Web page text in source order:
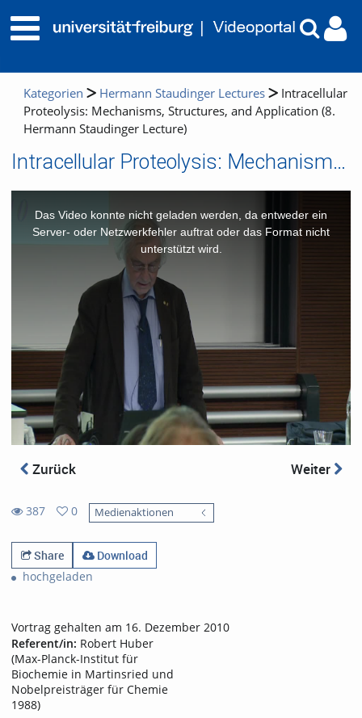
Kategorien Hermann Staudinger Lectures
Intracellular
Proteolysis: Mechanisms, Structures, and Application (8.
Hermann Staudinger Lecture)
Intracellular Proteolysis: Mechanisms, Structures, and Application (8. Hermann Staudinger Lecture)
window.
Das Video konnte nicht geladen werden, da entweder ein
Server- oder Netzwerkfehler auftrat oder das Format nicht
unterstützt wird.
Zurück Weiter
387
views
0
favorites
Medienaktionen
Share
Download
hochgeladen
Vortrag gehalten am 16. Dezember 2010
Referent/in: Robert Huber
(Max-Planck-Institut für
Biochemie in Martinsried und
Nobelpreisträger für Chemie
1988)